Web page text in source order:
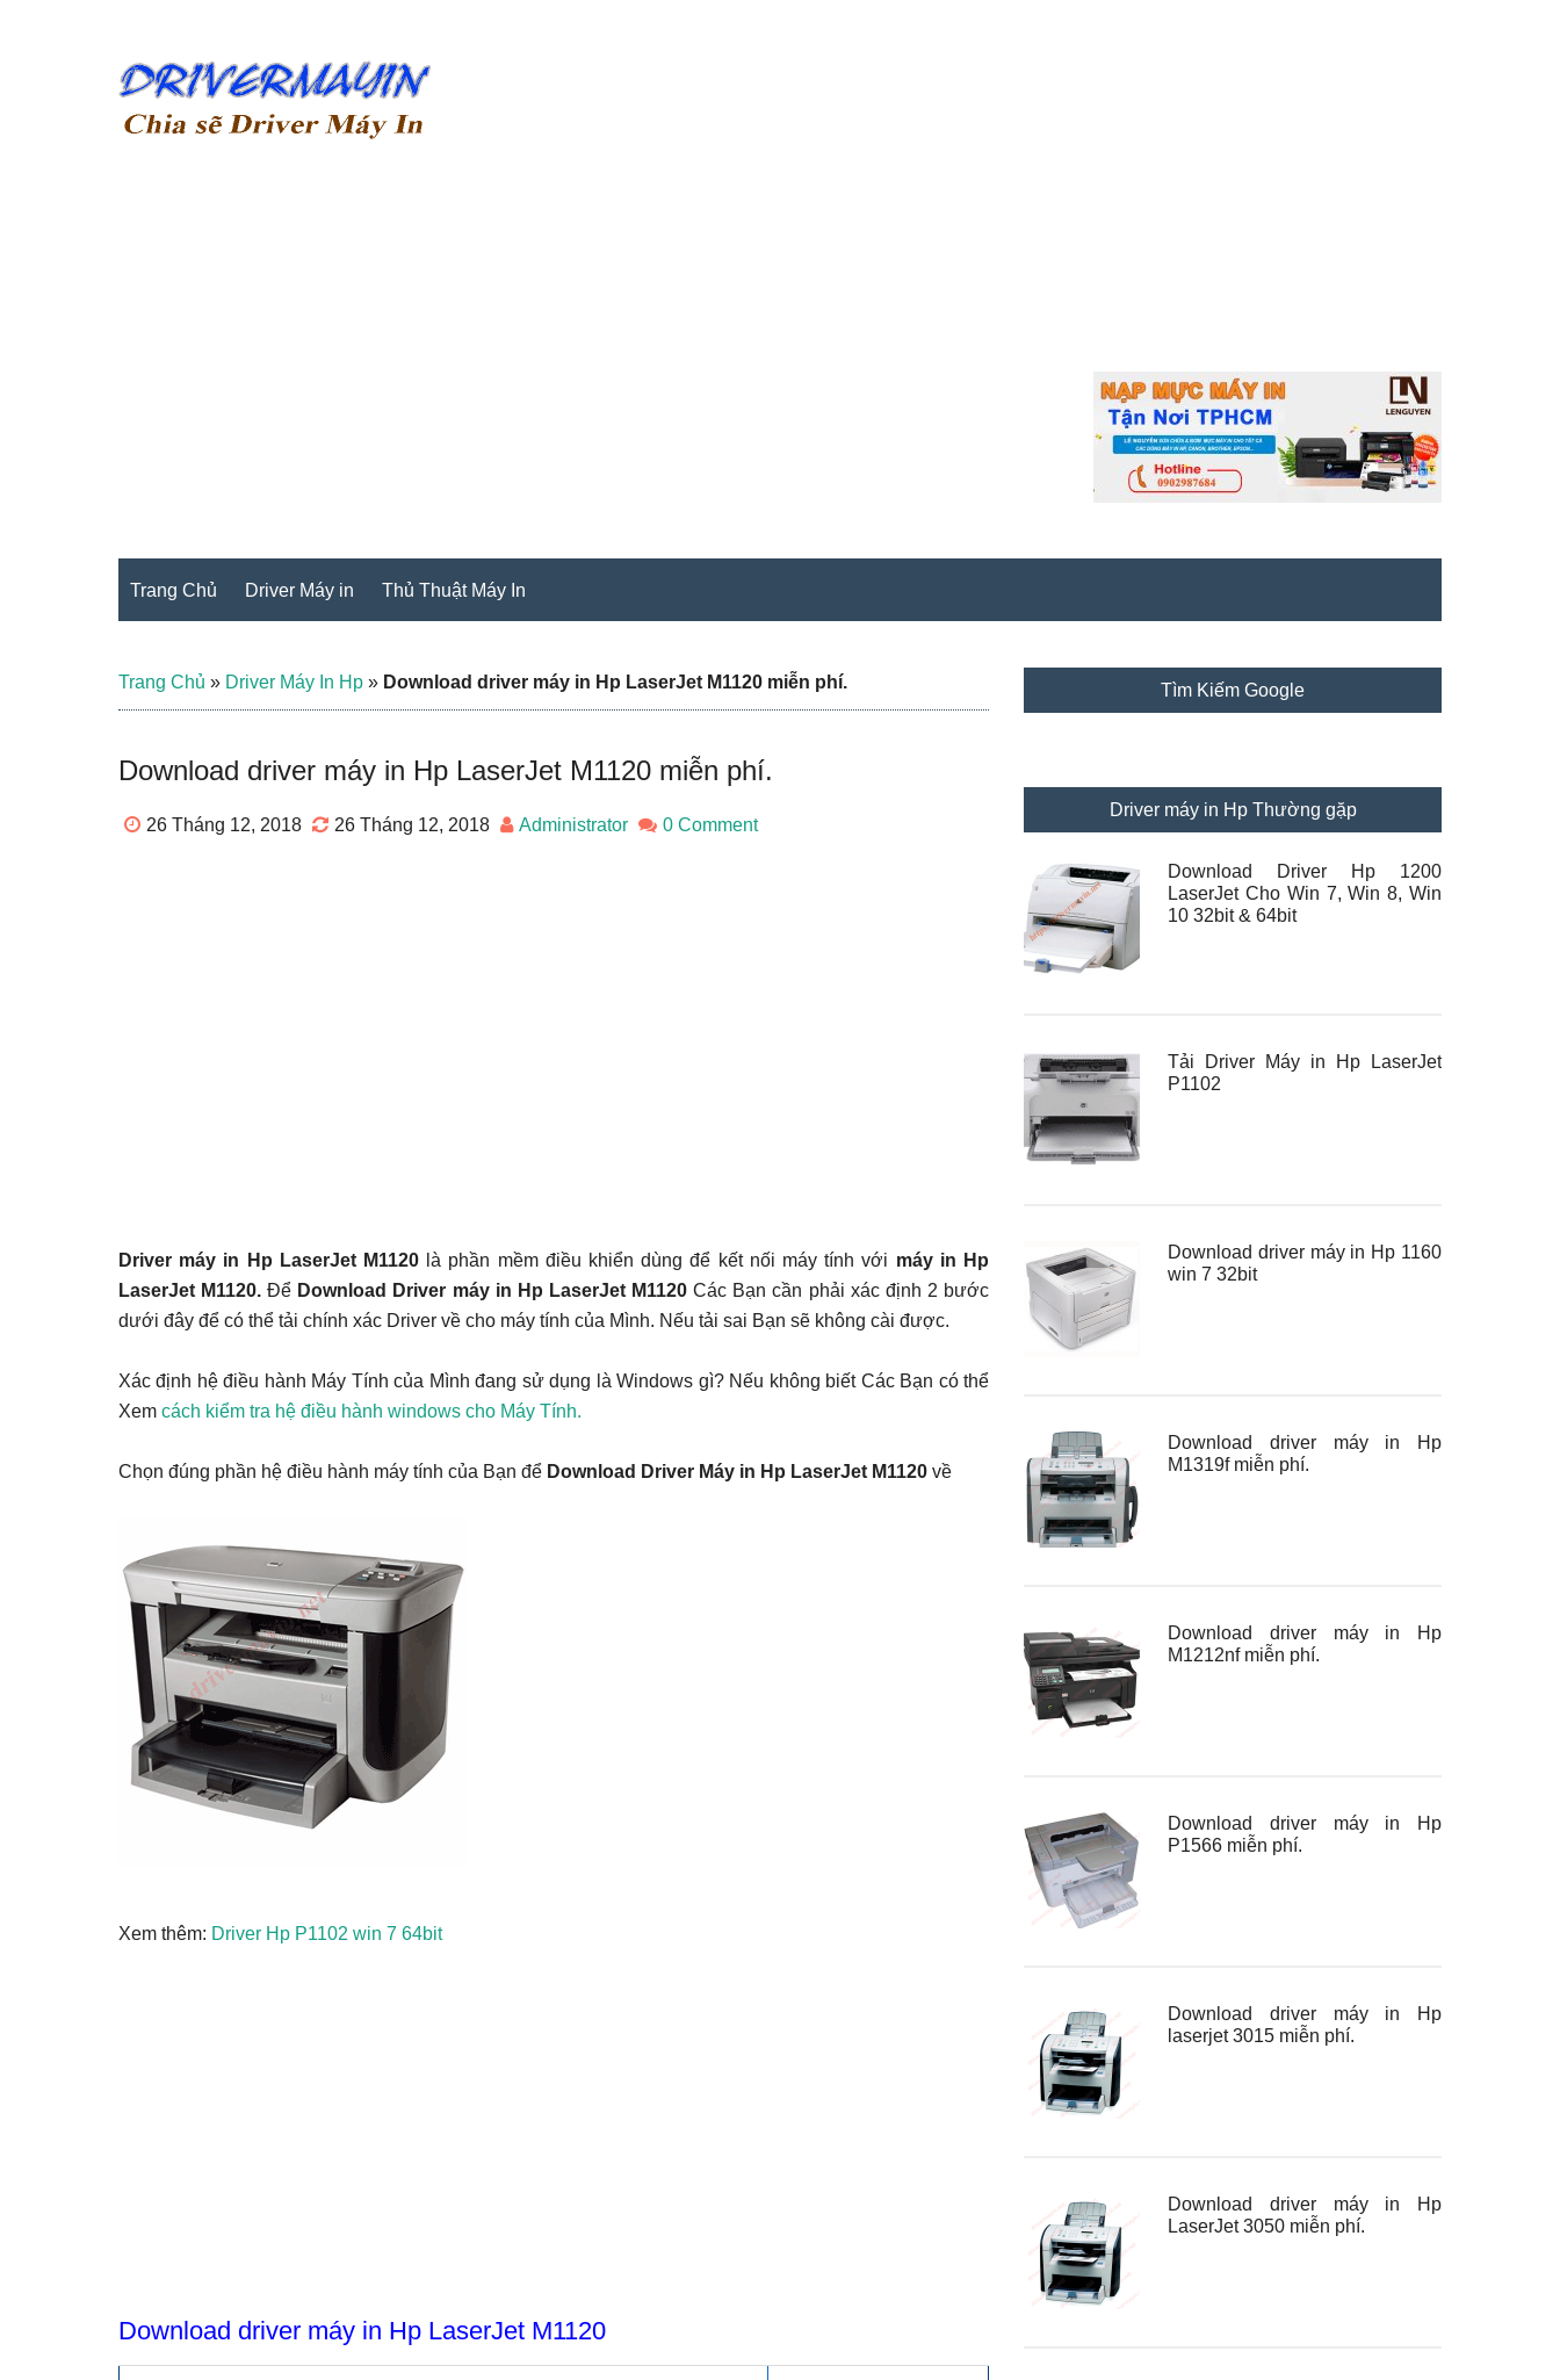
Trang Chủ Driver Máy in Thủ Thuật Máy In
Trang Chủ » Driver Máy In Hp » Download driver máy in Hp LaserJet M1120 miễn phí.
Download driver máy in Hp LaserJet M1120 miễn phí.
26 Tháng 12, 2018 26 Tháng 12, 2018 Administrator 0 Comment
Driver máy in Hp LaserJet M1120 là phần mềm điều khiển dùng để kết nối máy tính với máy in Hp
LaserJet M1120.Để Download Driver máy in Hp LaserJet M1120 Các Bạn cần phải xác định 2 bước
dưới đây để có thể tải chính xác Driver về cho máy tính của Mình. Nếu tải sai Bạn sẽ không cài được.
Xác định hệ điều hành Máy Tính của Mình đang sử dụng là Windows gì? Nếu không biết Các Bạn có thể
Xem cách kiểm tra hệ điều hành windows cho Máy Tính.
Chọn đúng phần hệ điều hành máy tính của Bạn để Download Driver Máy in Hp LaserJet M1120 về
Xem thêm: Driver Hp P1102 win 7 64bit
Download driver máy in Hp LaserJet M1120
chính
Tìm Kiếm Google
Driver máy in Hp Thường gặp
Download Driver Hp 1200
LaserJet Cho Win 7, Win 8, Win
10 32bit & 64bit
Tải Driver Máy in Hp LaserJet
P1102
Download driver máy in Hp 1160
win 7 32bit
Download driver máy in Hp
M1319f miễn phí.
Download driver máy in Hp
M1212nf miễn phí.
Download driver máy in Hp
P1566 miễn phí.
Download driver máy in Hp
laserjet 3015 miễn phí.
Download driver máy in Hp
LaserJet 3050 miễn phí.